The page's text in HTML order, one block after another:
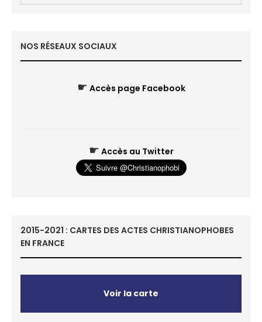
NOS RÉSEAUX SOCIAUX
☛ Accès page Facebook
☛ Accès au Twitter
2015-2021 : CARTES DES ACTES CHRISTIANOPHOBES
EN FRANCE
Voir la carte